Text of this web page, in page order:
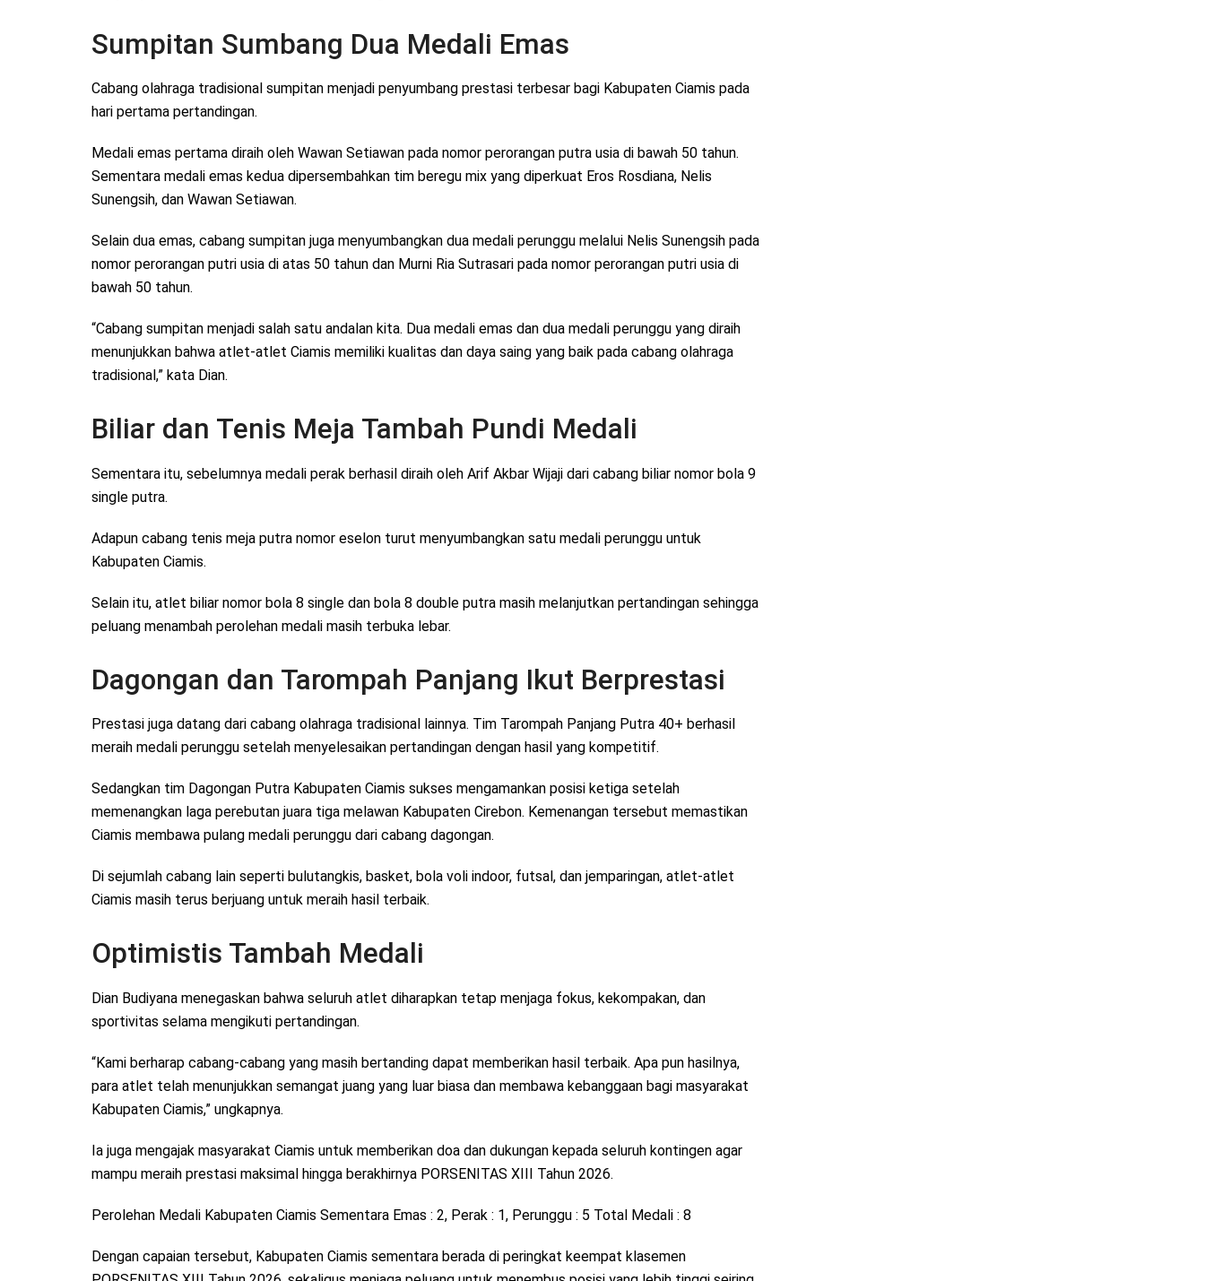
Sumpitan Sumbang Dua Medali Emas
Cabang olahraga tradisional sumpitan menjadi penyumbang prestasi terbesar bagi Kabupaten Ciamis pada
hari pertama pertandingan.
Medali emas pertama diraih oleh Wawan Setiawan pada nomor perorangan putra usia di bawah 50 tahun.
Sementara medali emas kedua dipersembahkan tim beregu mix yang diperkuat Eros Rosdiana, Nelis
Sunengsih, dan Wawan Setiawan.
Selain dua emas, cabang sumpitan juga menyumbangkan dua medali perunggu melalui Nelis Sunengsih pada
nomor perorangan putri usia di atas 50 tahun dan Murni Ria Sutrasari pada nomor perorangan putri usia di
bawah 50 tahun.
“Cabang sumpitan menjadi salah satu andalan kita. Dua medali emas dan dua medali perunggu yang diraih
menunjukkan bahwa atlet-atlet Ciamis memiliki kualitas dan daya saing yang baik pada cabang olahraga
tradisional,” kata Dian.
Biliar dan Tenis Meja Tambah Pundi Medali
Sementara itu, sebelumnya medali perak berhasil diraih oleh Arif Akbar Wijaji dari cabang biliar nomor bola 9
single putra.
Adapun cabang tenis meja putra nomor eselon turut menyumbangkan satu medali perunggu untuk
Kabupaten Ciamis.
Selain itu, atlet biliar nomor bola 8 single dan bola 8 double putra masih melanjutkan pertandingan sehingga
peluang menambah perolehan medali masih terbuka lebar.
Dagongan dan Tarompah Panjang Ikut Berprestasi
Prestasi juga datang dari cabang olahraga tradisional lainnya. Tim Tarompah Panjang Putra 40+ berhasil
meraih medali perunggu setelah menyelesaikan pertandingan dengan hasil yang kompetitif.
Sedangkan tim Dagongan Putra Kabupaten Ciamis sukses mengamankan posisi ketiga setelah
memenangkan laga perebutan juara tiga melawan Kabupaten Cirebon. Kemenangan tersebut memastikan
Ciamis membawa pulang medali perunggu dari cabang dagongan.
Di sejumlah cabang lain seperti bulutangkis, basket, bola voli indoor, futsal, dan jemparingan, atlet-atlet
Ciamis masih terus berjuang untuk meraih hasil terbaik.
Optimistis Tambah Medali
Dian Budiyana menegaskan bahwa seluruh atlet diharapkan tetap menjaga fokus, kekompakan, dan
sportivitas selama mengikuti pertandingan.
“Kami berharap cabang-cabang yang masih bertanding dapat memberikan hasil terbaik. Apa pun hasilnya,
para atlet telah menunjukkan semangat juang yang luar biasa dan membawa kebanggaan bagi masyarakat
Kabupaten Ciamis,” ungkapnya.
Ia juga mengajak masyarakat Ciamis untuk memberikan doa dan dukungan kepada seluruh kontingen agar
mampu meraih prestasi maksimal hingga berakhirnya PORSENITAS XIII Tahun 2026.
Perolehan Medali Kabupaten Ciamis Sementara Emas : 2, Perak : 1, Perunggu : 5 Total Medali : 8
Dengan capaian tersebut, Kabupaten Ciamis sementara berada di peringkat keempat klasemen